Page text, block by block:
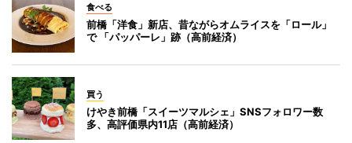
食べる
前橋「洋食」新店、昔ながらオムライスを「ロール」
で 「パッパーレ」跡（高前経済）
買う
けやき前橋「スイーツマルシェ」SNSフォロワー数
多、高評価県内11店（高前経済）